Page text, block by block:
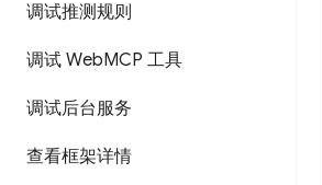
调试推测规则
调试 WebMCP 工具
调试后台服务
查看框架详情